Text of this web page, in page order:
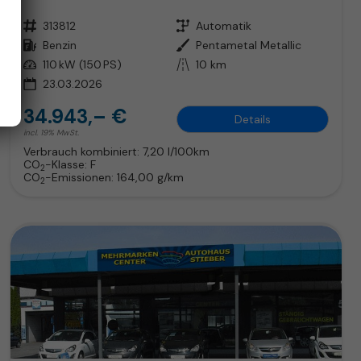
Fahrzeugnr. 313812 Getriebe Automatik
Kraftstoff Benzin Außenfarbe Pentametal Metallic
Leistung 110 kW (150 PS) Kilometerstand 10 km
23.03.2026
34.943,– €
incl. 19% MwSt.
Details
Verbrauch kombiniert:7,20 l/100km
CO2-Klasse: F
CO2-Emissionen:164,00 g/km